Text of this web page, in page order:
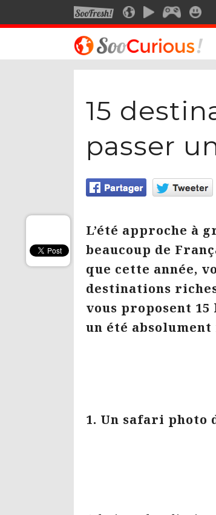
SOOFRESHSOOCURIOUSSOOMOTION
SOOGEEK
Culture
Voyage
Style de vie
15
passer
L’été approche à
beaucoup de
que cette année,
destinations
vous proposent
un été
1. Un safari photo